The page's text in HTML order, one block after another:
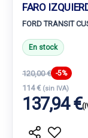
FARO
FORD TRANSIT
En stock
120,00 € -5%
114 € (sin IVA)
137,94 €